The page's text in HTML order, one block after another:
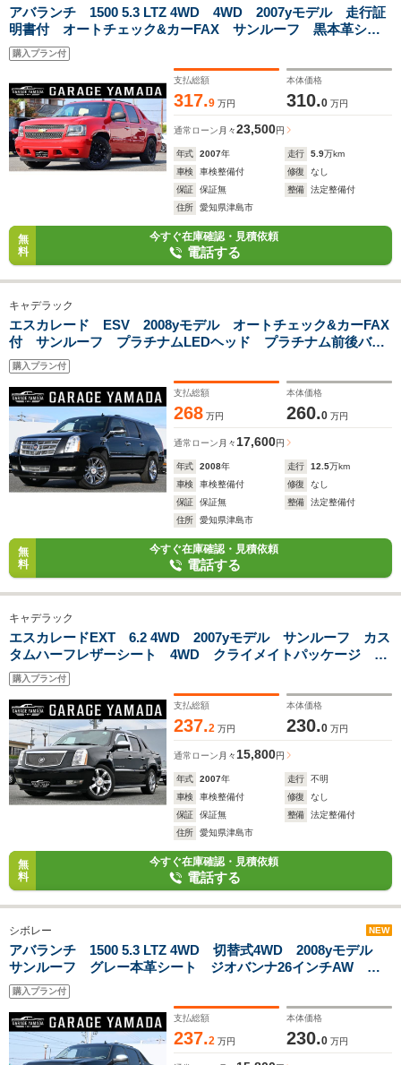
アバランチ 1500 5.3 LTZ 4WD 4WD 2007yモデル 走行証
明書付 オートチェック&カーFAX サンルーフ 黒本革シー
ト フルセグTVナビ マッチペイント KMC20インチAW
Bluetooth バックカメラ ETC
購入プラン付
支払総額
317.9 万円
本体価格
310.0 万円
通常ローン 月々23,500円
年式 2007年 走行 5.9万km
車検
車検整備付 修復
なし
保証
保証無 整備
法定整備付
住所
愛知県津島市
無
料
今すぐ在庫確認・見積依頼
電話する
キャデラック
エスカレード ESV 2008yモデル オートチェック&カーFAX
付 サンルーフ プラチナムLEDヘッド プラチナム前後バン
パー 黒本革シート ロングボディ フルセグTVナビ フロン
ト サイド&バックカメラ
購入プラン付
支払総額
268 万円
本体価格
260.0 万円
通常ローン 月々 17,600円
年式 2008年 走行 12.5万km
車検
車検整備付 修復
なし
保証
保証無 整備
法定整備付
住所
愛知県津島市
無
料
今すぐ在庫確認・見積依頼
電話する
キャデラック
エスカレードEXT 6.2 4WD 2007yモデル サンルーフ カス
タムハーフレザーシート 4WD クライメイトパッケージ エ
アシート&シートヒーター ハードトノカバー&ベッドライナ
ー フルセグTVナビ Bluetooth ETC
購入プラン付
支払総額
237.2 万円
本体価格
230.0 万円
通常ローン 月々 15,800円
年式 2007年 走行
不明
車検
車検整備付 修復
なし
保証
保証無 整備
法定整備付
住所
愛知県津島市
無
料
今すぐ在庫確認・見積依頼
電話する
シボレー NEW
アバランチ 1500 5.3 LTZ 4WD 切替式4WD 2008yモデル
サンルーフ グレー本革シート ジオバンナ26インチAW シ
ートヒーター&パワーシート フルセグTVナビ バックカメ
ラ フリップダウンモニター ETC フロアマット
購入プラン付
支払総額
237.2 万円
本体価格
230.0 万円